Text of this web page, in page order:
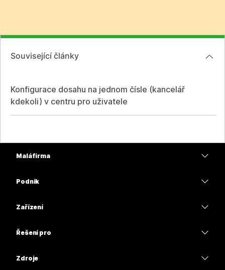
Související články
Konfigurace dosahu na jednom čísle (kancelář
kdekoli) v centru pro uživatele
Malá firma
Podnik
Zařízení
Řešení pro
Zdroje